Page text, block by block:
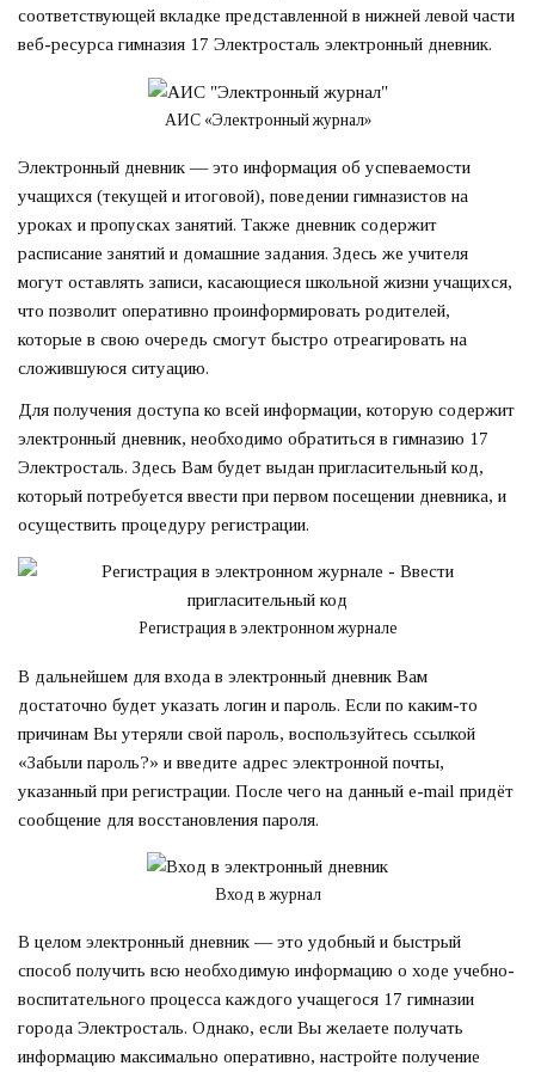
соответствующей вкладке представленной в нижней левой части
веб-ресурса гимназия 17 Электросталь электронный дневник.
АИС «Электронный журнал»
Электронный дневник — это информация об успеваемости
учащихся (текущей и итоговой), поведении гимназистов на
уроках и пропусках занятий. Также дневник содержит
расписание занятий и домашние задания. Здесь же учителя
могут оставлять записи, касающиеся школьной жизни учащихся,
что позволит оперативно проинформировать родителей,
которые в свою очередь смогут быстро отреагировать на
сложившуюся ситуацию.
Для получения доступа ко всей информации, которую содержит
электронный дневник, необходимо обратиться в гимназию 17
Электросталь. Здесь Вам будет выдан пригласительный код,
который потребуется ввести при первом посещении дневника, и
осуществить процедуру регистрации.
Регистрация в электронном журнале
В дальнейшем для входа в электронный дневник Вам
достаточно будет указать логин и пароль. Если по каким-то
причинам Вы утеряли свой пароль, воспользуйтесь ссылкой
«Забыли пароль?» и введите адрес электронной почты,
указанный при регистрации. После чего на данный e-mail придёт
сообщение для восстановления пароля.
Вход в журнал
В целом электронный дневник — это удобный и быстрый
способ получить всю необходимую информацию о ходе учебно-
воспитательного процесса каждого учащегося 17 гимназии
города Электросталь. Однако, если Вы желаете получать
информацию максимально оперативно, настройте получение